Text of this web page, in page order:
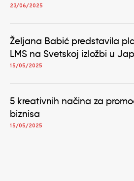
23/06/2025
Željana Babić predstavila
LMS na Svetskoj izložbi u
15/05/2025
5 kreativnih načina za
biznisa
15/05/2025